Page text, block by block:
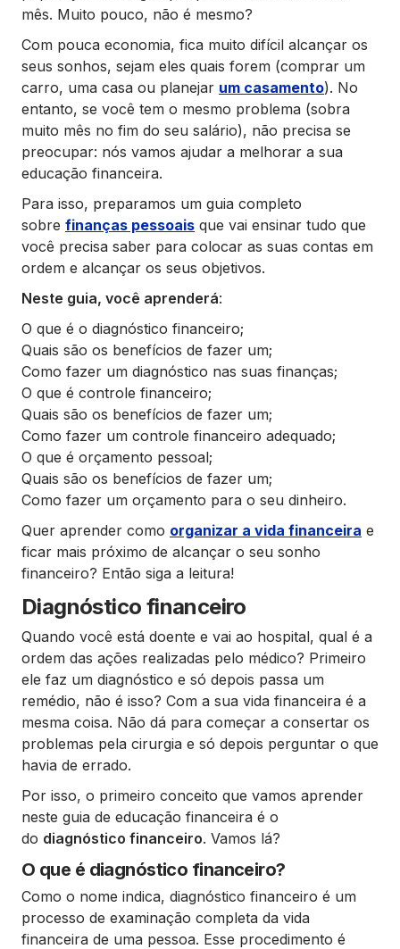
mês. Muito pouco, não é mesmo?
Com pouca economia, fica muito difícil alcançar os
seus sonhos, sejam eles quais forem (comprar um
carro, uma casa ou planejar um casamento). No
entanto, se você tem o mesmo problema (sobra
muito mês no fim do seu salário), não precisa se
preocupar: nós vamos ajudar a melhorar a sua
educação financeira.
Para isso, preparamos um guia completo
sobre finanças pessoais que vai ensinar tudo que
você precisa saber para colocar as suas contas em
ordem e alcançar os seus objetivos.
Neste guia, você aprenderá:
O que é o diagnóstico financeiro;
Quais são os benefícios de fazer um;
Como fazer um diagnóstico nas suas finanças;
O que é controle financeiro;
Quais são os benefícios de fazer um;
Como fazer um controle financeiro adequado;
O que é orçamento pessoal;
Quais são os benefícios de fazer um;
Como fazer um orçamento para o seu dinheiro.
Quer aprender como organizar a vida financeira e
ficar mais próximo de alcançar o seu sonho
financeiro? Então siga a leitura!
Diagnóstico financeiro
Quando você está doente e vai ao hospital, qual é a
ordem das ações realizadas pelo médico? Primeiro
ele faz um diagnóstico e só depois passa um
remédio, não é isso? Com a sua vida financeira é a
mesma coisa. Não dá para começar a consertar os
problemas pela cirurgia e só depois perguntar o que
havia de errado.
Por isso, o primeiro conceito que vamos aprender
neste guia de educação financeira é o
do diagnóstico financeiro. Vamos lá?
O que é diagnóstico financeiro?
Como o nome indica, diagnóstico financeiro é um
processo de examinação completa da vida
financeira de uma pessoa. Esse procedimento é